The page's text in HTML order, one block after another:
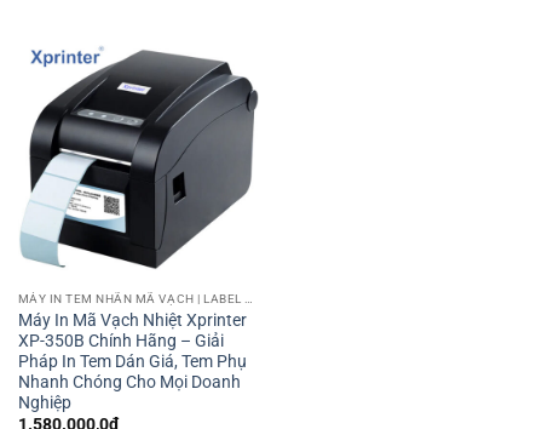
Máy In Mã Vạch Nhiệt Xprinter
XP-350B Chính Hãng – Giải
Pháp In Tem Dán Giá, Tem Phụ
Nhanh Chóng Cho Mọi Doanh
Nghiệp
1.580.000,0₫